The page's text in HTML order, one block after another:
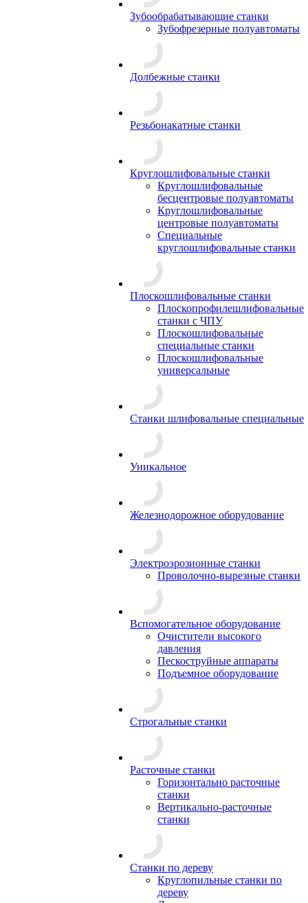
Зубообрабатывающие станки
Зубофрезерные полуавтоматы
Долбежные станки
Резьбонакатные станки
Круглошлифовальные станки
Круглошлифовальные
бесцентровые полуавтоматы
Круглошлифовальные
центровые полуавтоматы
Специальные
круглошлифовальные станки
Плоскошлифовальные станки
Плоскопрофилешлифовальные
станки с ЧПУ
Плоскошлифовальные
специальные станки
Плоскошлифовальные
универсальные
Станки шлифовальные специальные
Уникальное
Железнодорожное оборудование
Электроэрозионные станки
Проволочно-вырезные станки
Вспомогательное оборудование
Очистители высокого
давления
Пескоструйные аппараты
Подъемное оборудование
Строгальные станки
Расточные станки
Горизонтально расточные
станки
Вертикально-расточные
станки
Станки по дереву
Круглопильные станки по
дереву